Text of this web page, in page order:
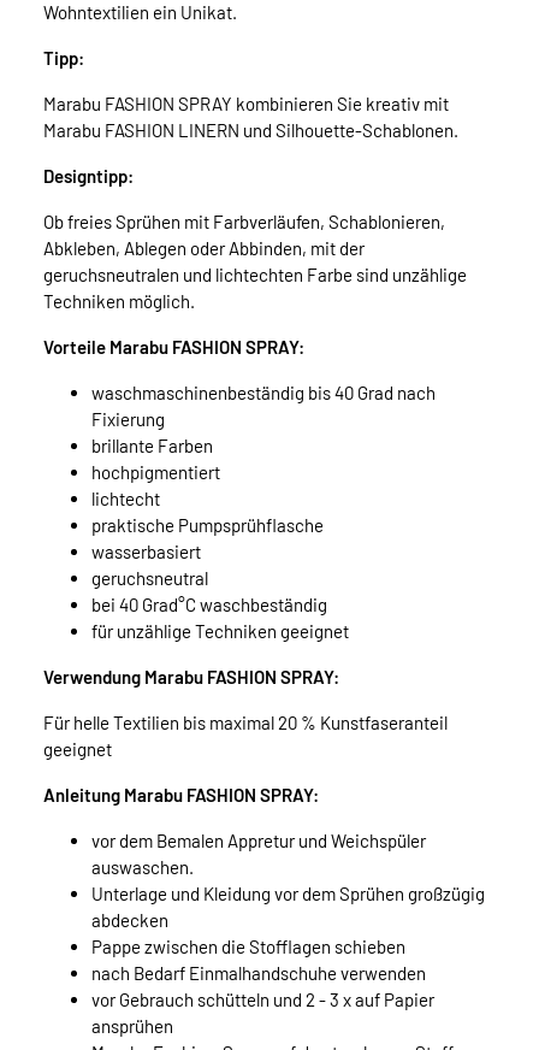
Wohntextilien ein Unikat.
Tipp:
Marabu FASHION SPRAY kombinieren Sie kreativ mit
Marabu FASHION LINERN und Silhouette-Schablonen.
Designtipp:
Ob freies Sprühen mit Farbverläufen, Schablonieren,
Abkleben, Ablegen oder Abbinden, mit der
geruchsneutralen und lichtechten Farbe sind unzählige
Techniken möglich.
Vorteile Marabu FASHION SPRAY:
waschmaschinenbeständig bis 40 Grad nach
Fixierung
brillante Farben
hochpigmentiert
lichtecht
praktische Pumpsprühflasche
wasserbasiert
geruchsneutral
bei 40 Grad°C waschbeständig
für unzählige Techniken geeignet
Verwendung Marabu FASHION SPRAY:
Für helle Textilien bis maximal 20 % Kunstfaseranteil
geeignet
Anleitung Marabu FASHION SPRAY:
vor dem Bemalen Appretur und Weichspüler
auswaschen.
Unterlage und Kleidung vor dem Sprühen großzügig
abdecken
Pappe zwischen die Stofflagen schieben
nach Bedarf Einmalhandschuhe verwenden
vor Gebrauch schütteln und 2 - 3 x auf Papier
ansprühen